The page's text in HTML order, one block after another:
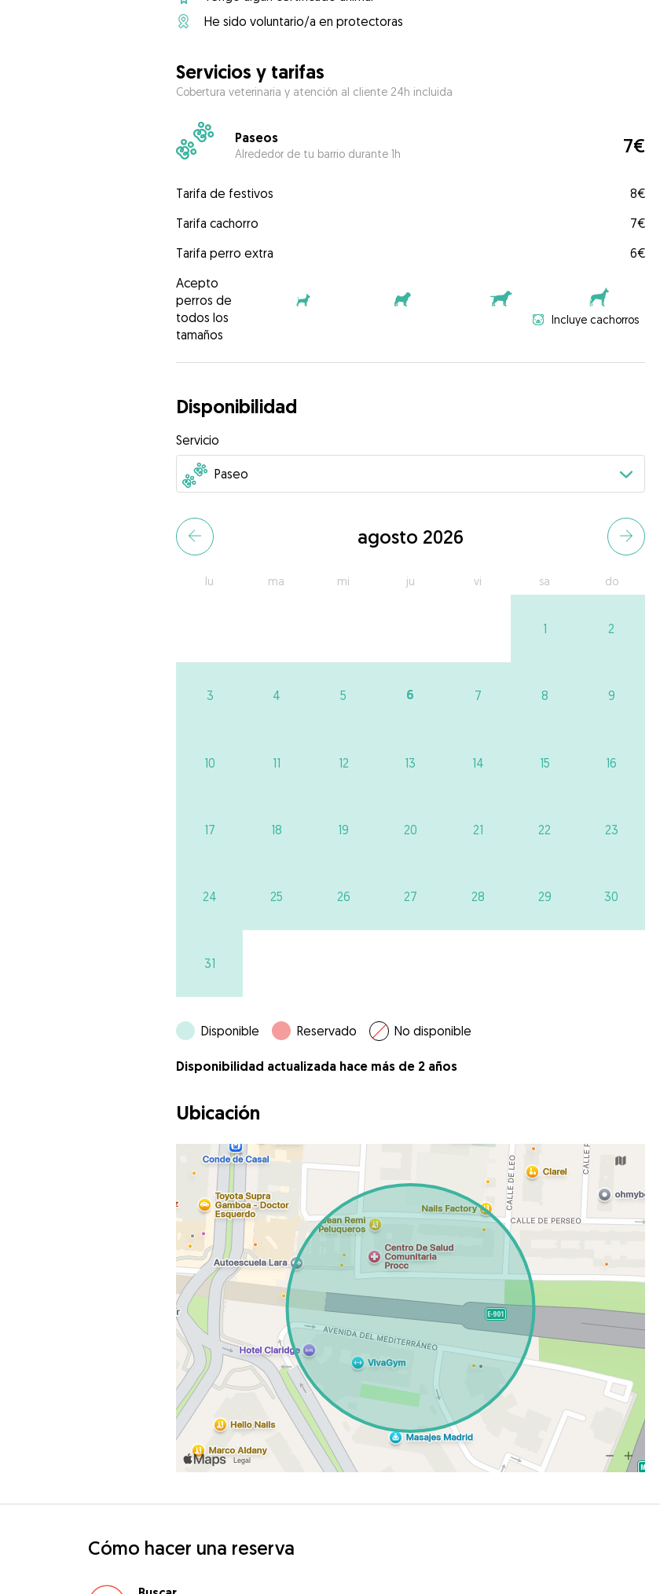
He sido voluntario/a en protectoras
Servicios y tarifas
Cobertura veterinaria y atención al cliente 24h incluida
Paseos
Alrededor de tu barrio durante 1h 7€
Tarifa de festivos
8€
Tarifa cachorro
7€
Tarifa perro extra
6€
Acepto
perros de
todos los
tamaños
Incluye cachorros
Disponibilidad
Servicio
agosto 2026
lu ma mi ju vi sa do
1 2
3 4 5 6 7 8 9
10 11 12 13 14 15 16
17 18 19 20 21 22 23
24 25 26 27 28 29 30
31
Disponible Reservado No disponible
Disponibilidad actualizada hace más de 2 años
Ubicación
Cómo hacer una reserva